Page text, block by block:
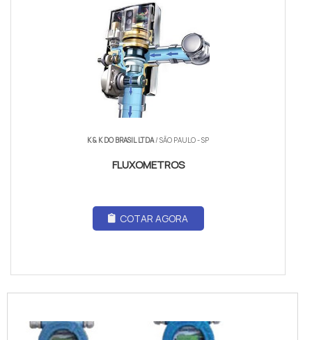
K & K DO BRASIL LTDA/ SÃO PAULO - SP
FLUXOMETROS
COTAR AGORA